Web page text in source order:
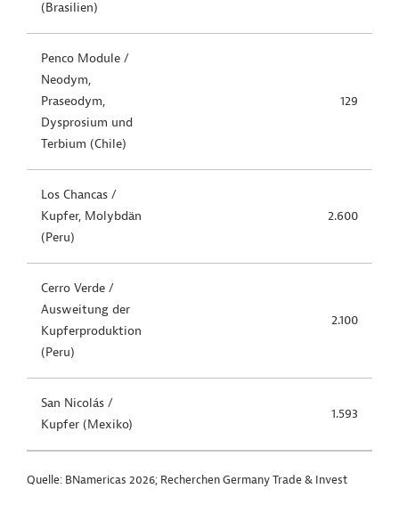
(Brasilien)
Penco Module /
Neodym,
Praseodym,
Dysprosium und
Terbium (Chile)
129
Los Chancas /
Kupfer, Molybdän
(Peru)
2.600
Cerro Verde /
Ausweitung der
Kupferproduktion
(Peru)
2.100
San Nicolás /
Kupfer (Mexiko)
1.593
Quelle: BNamericas 2026; Recherchen Germany Trade & Invest